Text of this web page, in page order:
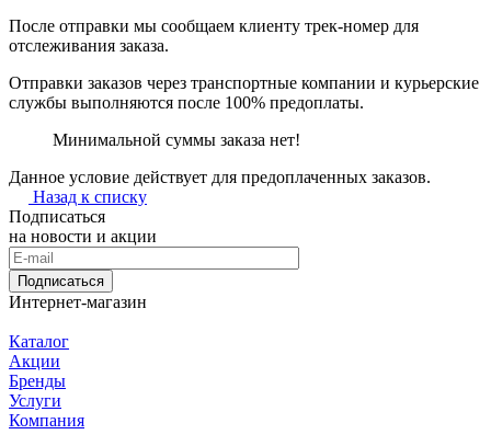
После отправки мы сообщаем клиенту трек-номер для
отслеживания заказа.
Отправки заказов через транспортные компании и курьерские
службы выполняются после 100% предоплаты.
Минимальной суммы заказа нет!
Данное условие действует для предоплаченных заказов.
Назад к списку
Подписаться
на новости и акции
Подписаться
Интернет-магазин
Каталог
Акции
Бренды
Услуги
Компания